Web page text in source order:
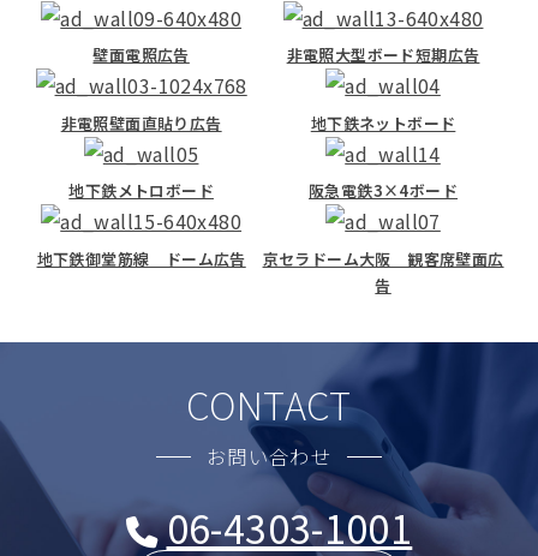
壁面電照広告 非電照大型ボード短期広告
非電照壁面直貼り広告 地下鉄ネットボード
地下鉄メトロボード 阪急電鉄3×4ボード
地下鉄御堂筋線 ドーム広告
京セラドーム大阪 観客席壁面広
告
CONTACT
お問い合わせ
06-4303-1001